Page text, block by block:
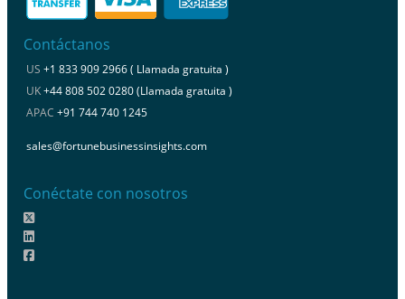
Contáctanos
US +1 833 909 2966 ( Llamada gratuita )
UK+44 808 502 0280 (Llamada gratuita )
APAC +91 744 740 1245
sales@fortunebusinessinsights.com
Conéctate con nosotros